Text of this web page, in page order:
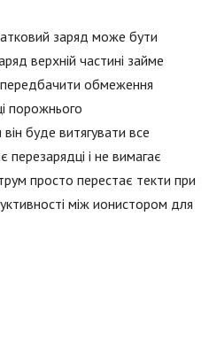
заряд може бути
верхній частині займе
обмеження
порожнього
буде витягувати все
перезарядці і не вимагає
просто перестає текти при
між ионистором для